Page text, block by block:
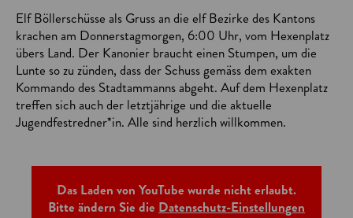
Elf Böllerschüsse als Gruss an die elf Bezirke des Kantons
krachen am Donnerstagmorgen, 6:00 Uhr, vom Hexenplatz
übers Land. Der Kanonier braucht einen Stumpen, um die
Lunte so zu zünden, dass der Schuss gemäss dem exakten
Kommando des Stadtammanns abgeht. Auf dem Hexenplatz
treffen sich auch der letztjährige und die aktuelle
Jugendfestredner*in. Alle sind herzlich willkommen.
Das Laden von YouTube wurde nicht erlaubt.
Bitte ändern Sie die Datenschutz-Einstellungen